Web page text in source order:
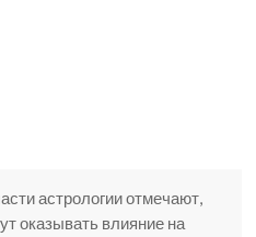
астрологии отмечают,
оказывать влияние на